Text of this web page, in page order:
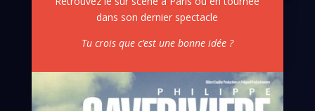
dans son dernier spectacle
Tu crois que c’est une bonne idée ?